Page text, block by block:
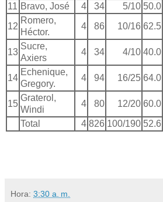
11 Bravo, José 4 34 5/10 50.0
12
Romero,
Héctor.
4 86 10/16 62.5
13
Sucre,
Axiers
4 34 4/10 40.0
14
Echenique,
Gregory.
4 94 16/25 64.0
15
Graterol,
Windi
4 80 12/20 60.0
Total
4 826 100/190 52.6
Hora: 3:30 a. m.